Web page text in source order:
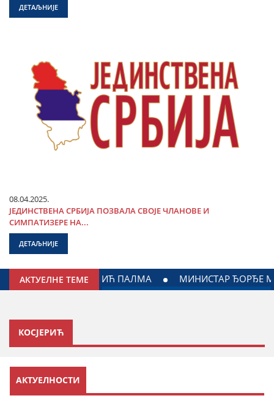
ДЕТАЉНИЈЕ
08.04.2025.
ЈЕДИНСТВЕНА СРБИЈА ПОЗВАЛА СВОЈЕ ЧЛАНОВЕ И
СИМПАТИЗЕРЕ НА...
ДЕТАЉНИЈЕ
АКТУЕЛНЕ ТЕМЕДОГОВОРЕН НАСТАВАК САРАДЊЕ ГРАДА
КОСЈЕРИЋ
АКТУЕЛНОСТИ